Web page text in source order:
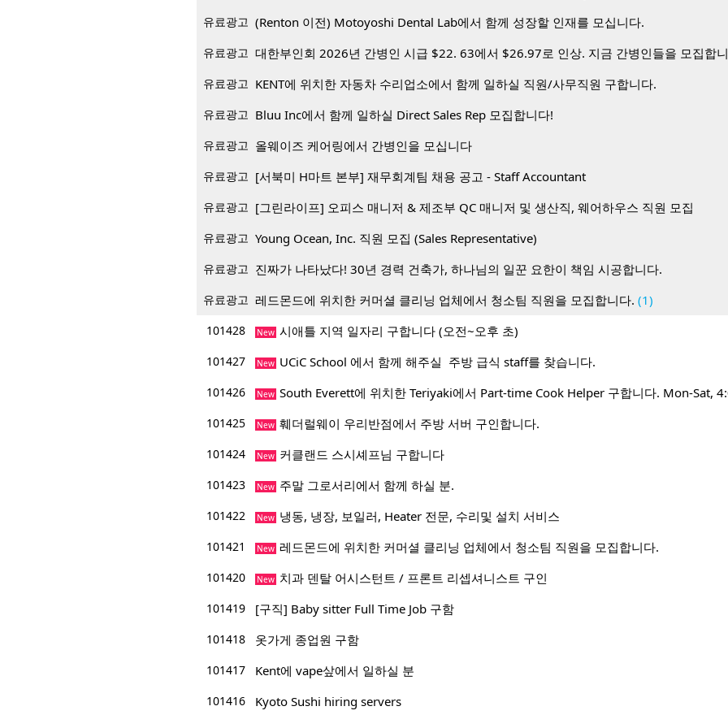
유료광고 (Renton 이전) Motoyoshi Dental Lab에서 함께 성장할 인재를 모십니다.
유료광고 대한부인회 2026년 간병인 시급 $22. 63에서 $26.97로 인상. 지금 간병인들을 모집합
유료광고 KENT에 위치한 자동차 수리업소에서 함께 일하실 직원/사무직원 구합니다.
유료광고 Bluu Inc에서 함께 일하실 Direct Sales Rep 모집합니다!
유료광고 올웨이즈 케어링에서 간병인을 모십니다
유료광고 [서북미 H마트 본부] 재무회계팀 채용 공고 - Staff Accountant
유료광고 [그린라이프] 오피스 매니저 & 제조부 QC 매니저 및 생산직, 웨어하우스 직원 모집
유료광고 Young Ocean, Inc. 직원 모집 (Sales Representative)
유료광고 진짜가 나타났다! 30년 경력 건축가, 하나님의 일꾼 요한이 책임 시공합니다.
유료광고 레드몬드에 위치한 커머셜 클리닝 업체에서 청소팀 직원을 모집합니다. (1)
101428 New 시애틀 지역 일자리 구합니다 (오전~오후 초)
101427 New UCiC School 에서 함께 해주실 주방 급식 staff를 찾습니다.
101426 New South Everett에 위치한 Teriyaki에서 Part-time Cook Helper 구합니다. Mon-Sat,
101425 New 훼더럴웨이 우리반점에서 주방 서버 구인합니다.
101424 New 커클랜드 스시셰프님 구합니다
101423 New 주말 그로서리에서 함께 하실 분.
101422 New 냉동, 냉장, 보일러, Heater 전문, 수리및 설치 서비스
101421 New 레드몬드에 위치한 커머셜 클리닝 업체에서 청소팀 직원을 모집합니다.
101420 New 치과 덴탈 어시스턴트 / 프론트 리셉셔니스트 구인
101419 [구직] Baby sitter Full Time Job 구함
101418 옷가게 종업원 구함
101417 Kent에 vape샆에서 일하실 분
101416 Kyoto Sushi hiring servers